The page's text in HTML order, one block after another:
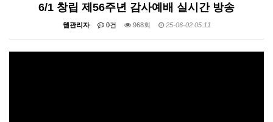
6/1 창립 제56주년 감사예배 실시간 방송
웹관리자 0건 968회 25-06-02 05:11